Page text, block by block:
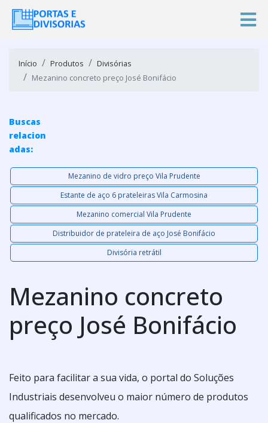
Início Produtos
Divisórias
Mezanino concreto preço José Bonifácio
Buscas
relacion
adas:
Mezanino de vidro preço Vila Prudente
Estante de aço 6 prateleiras Vila Carmosina
Mezanino comercial Vila Prudente
Distribuidor de prateleira de aço José Bonifácio
Divisória retrátil
Mezanino concreto
preço José Bonifácio
Feito para facilitar a sua vida, o portal do Soluções
Industriais desenvolveu o maior número de produtos
qualificados no mercado.